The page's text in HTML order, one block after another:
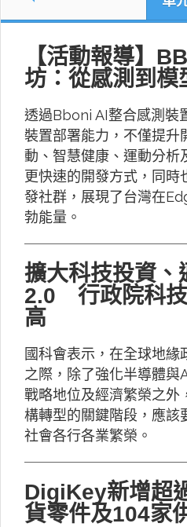
【活動報導】
坊：從感測到模
透過Bboni AI整合感測裝
裝置部署能力，不僅提升
動、智慧健康、運動分析
更快速的開發方式，同時
發社群，展現了台灣在
勃能量。
擴大科技投資、
2.0 行政院科
高
國科會表示，在全球地
之際，除了強化半導體與
戰略地位及經濟繁榮之外
構轉型的關鍵階段，應該
社會各行各業繁榮。
DigiKey新增超
貨零件及104家